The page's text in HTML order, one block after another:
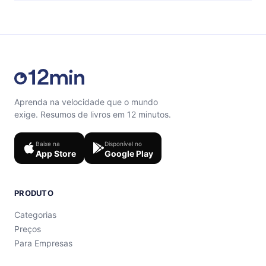
Sinta-se livre para entrar em contato por
Aprenda na velocidade que o mundo
exige. Resumos de livros em 12 minutos.
Baixe na
App Store
Disponível no
Google Play
PRODUTO
Categorias
Preços
Para Empresas